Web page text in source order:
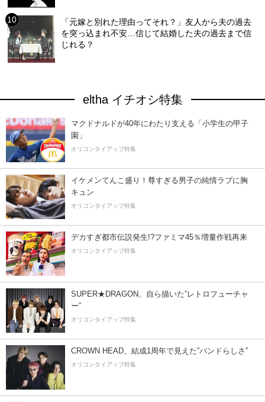
「元嫁と別れた理由ってそれ？」友人から夫の過去
を突っ込まれ不安…信じて結婚した夫の過去まで信
じれる？
eltha イチオシ特集
マクドナルドが40年にわたり支える「小学生の甲子
園」
オリコンタイアップ特集
イケメンてんこ盛り！尊すぎる男子の純情ラブに胸
キュン
オリコンタイアップ特集
デカすぎ都市伝説発生!?ファミマ45％増量作戦再来
オリコンタイアップ特集
SUPER★DRAGON、自ら描いた”レトロフューチャ
ー”
オリコンタイアップ特集
CROWN HEAD、結成1周年で見えた”バンドらしさ”
オリコンタイアップ特集